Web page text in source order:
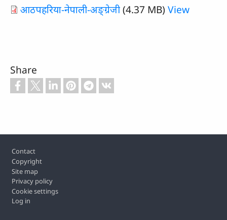
आठपहरिया-नेपाली-अङ्‌ग्रेजी(4.37 MB) View
Share
Footer
Contact
Copyright
Site map
Privacy policy
Cookie settings
Log in